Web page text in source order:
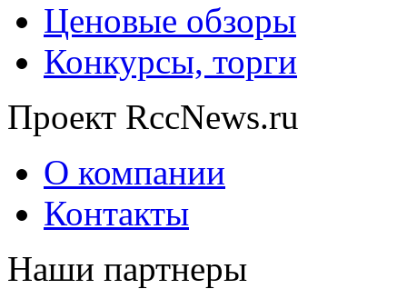
Ценовые обзоры
Конкурсы, торги
Проект RccNews.ru
О компании
Контакты
Наши партнеры